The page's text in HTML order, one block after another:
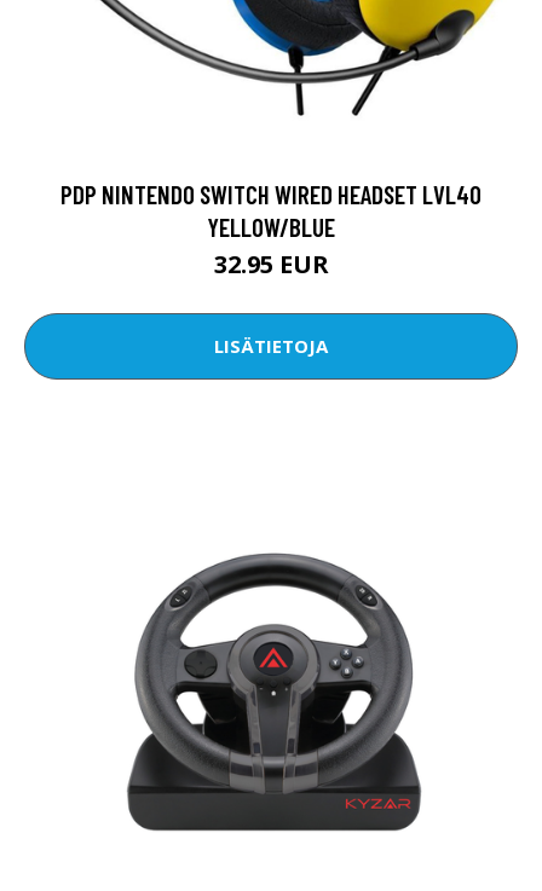
PDP NINTENDO SWITCH WIRED HEADSET LVL40
YELLOW/BLUE
32.95 EUR
LISÄTIETOJA